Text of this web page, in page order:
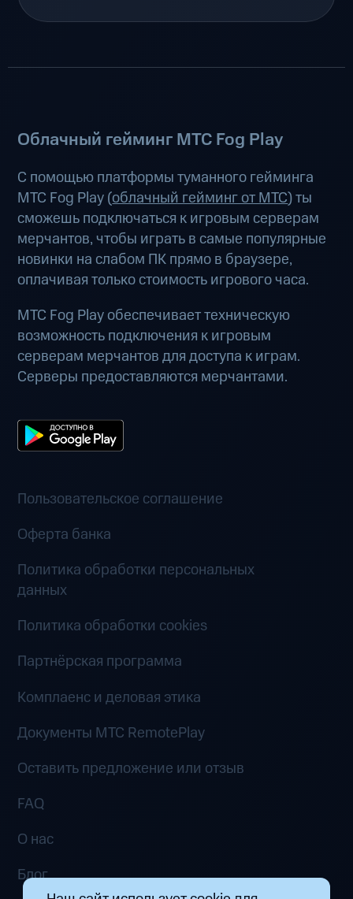
Облачный гейминг МТС Fog Play
С помощью платформы туманного гейминга
МТС Fog Play (облачный гейминг от МТС) ты
сможешь подключаться к игровым серверам
мерчантов, чтобы играть в самые популярные
новинки на слабом ПК прямо в браузере,
оплачивая только стоимость игрового часа.
МТС Fog Play обеспечивает техническую
возможность подключения к игровым
серверам мерчантов для доступа к играм.
Серверы предоставляются мерчантами.
Пользовательское соглашение
Оферта банка
Политика обработки персональных
данных
Политика обработки cookies
Партнёрская программа
Комплаенс и деловая этика
Документы MTC RemotePlay
Оставить предложение или отзыв
FAQ
О нас
Блог